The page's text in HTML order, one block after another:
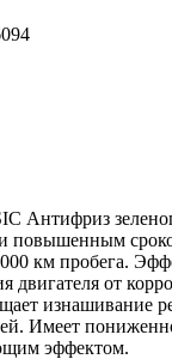
Антифриз
повышенным
км пробега.
двигателя от
изнашивание
Имеет
эффектом.